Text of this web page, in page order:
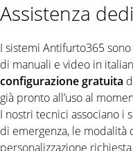
Azienda
Blog
Assistenza
I sistemi Antifurto365
di manuali e video in
configurazione gratuita
già pronto all’uso al
I nostri tecnici associano i
di emergenza, le modalità
personalizzazione richiesta.